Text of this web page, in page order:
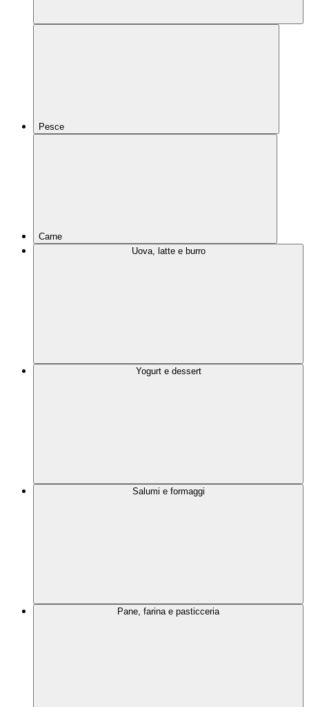
Pesce
Carne
Uova, latte e burro
Yogurt e dessert
Salumi e formaggi
Pane, farina e pasticceria